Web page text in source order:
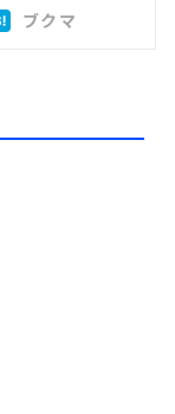
ブクマ